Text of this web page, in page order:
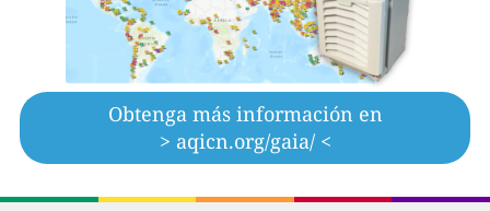
Obtenga más información en
> aqicn.org/gaia/ <